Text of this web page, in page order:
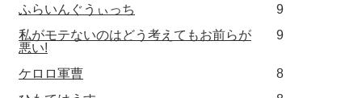
ふらいんぐうぃっち
9
私がモテないのはどう考えてもお前らが
悪い!
9
ケロロ軍曹
8